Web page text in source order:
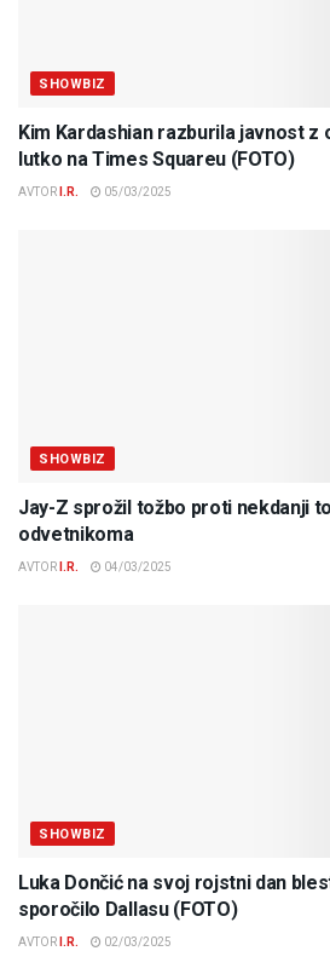
SHOWBIZ
Kim Kardashian razburila javnost z
lutko na Times Squareu (FOTO)
AVTOR I.R. 05/03/2025
SHOWBIZ
Jay-Z sprožil tožbo proti nekdanji
odvetnikoma
AVTOR I.R. 04/03/2025
SHOWBIZ
Luka Dončić na svoj rojstni dan
sporočilo Dallasu (FOTO)
AVTOR I.R. 02/03/2025